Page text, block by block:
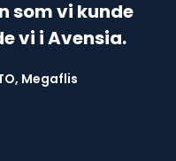
som vi kunde
vi i Avensia.
Megaflis